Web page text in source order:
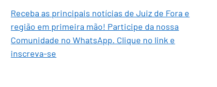
Receba as principais notícias de Juiz de Fora e
região em primeira mão! Participe da nossa
Comunidade no WhatsApp. Clique no link e
inscreva-se